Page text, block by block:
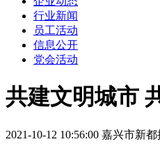
行业新闻
员工活动
信息公开
党会活动
共建文明城市
2021-10-12 10:56:00 嘉兴市新都